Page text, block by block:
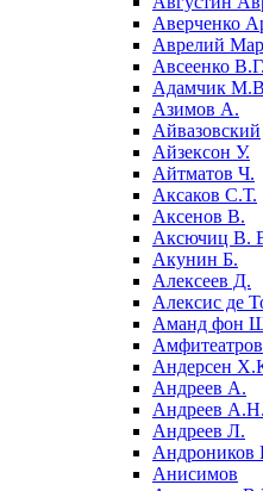
Аверченко
Аврелий
Авсеенко В.Г.
Адамчик
Азимов А.
Айвазовский
Айзексон У.
Айтматов Ч.
Аксаков С.Т.
Аксенов В.
Аксючиц В.
Акунин Б.
Алексеев Д.
Алексис де
Аманд фон
Андерсен
Андреев А.
Андреев А.Н.
Андреев Л.
Андроников
Анисимов